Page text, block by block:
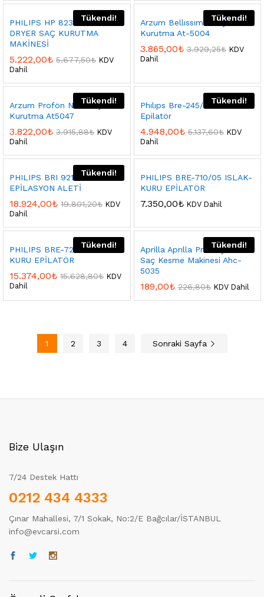
Tükendi!
PHILIPS HP 8233 MIND-END
DRYER SAÇ KURUTMA
MAKİNESİ
5.222,00₺ 5.677,50₺ KDV
Dahil
Tükendi!
Arzum Bellıssıma Saç
Kurutma At-5004
3.865,00₺ 3.929,25₺ KDV
Dahil
Tükendi!
Arzum Profön Neo Saç
Kurutma At5047
3.822,00₺ 3.915,88₺ KDV
Dahil
Tükendi!
Phılıps Bre-245/05 Satınelle
Epilatör
4.948,00₺ 5.137,60₺ KDV
Dahil
Tükendi!
PHILIPS BRI 921/00 LAZER
EPİLASYON ALETİ
18.924,00₺ 19.801,20₺ KDV
Dahil
PHILIPS BRE-710/05 ISLAK-
KURU EPİLATÖR
7.350,00₺ KDV Dahil
Tükendi!
PHILIPS BRE-720/05 ISLAK-
KURU EPİLATÖR
15.374,00₺ 15.628,80₺ KDV
Dahil
Tükendi!
Aprilla Aprılla Profesyonel
Saç Kesme Makinesi Ahc-
5035
189,00₺ 226,80₺ KDV Dahil
1 2 3 4 Sonraki Sayfa
Bize Ulaşın
7/24 Destek Hattı
0212 434 4333
Çınar Mahallesi, 7/1 Sokak, No:2/E Bağcılar/İSTANBUL
info@evcarsi.com